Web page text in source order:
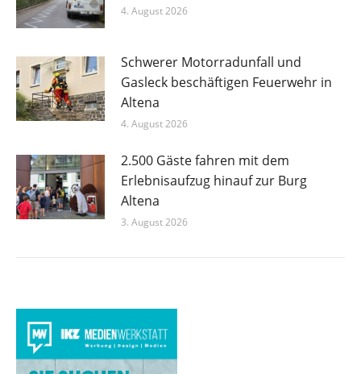
4. August 2026
Schwerer Motorradunfall und
Gasleck beschäftigen Feuerwehr in
Altena
4. August 2026
2.500 Gäste fahren mit dem
Erlebnisaufzug hinauf zur Burg
Altena
3. August 2026